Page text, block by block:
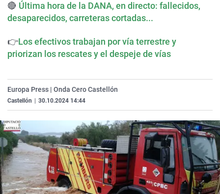
La rosa de los vientos
Como el perro y el
Caso
Equipo de
Operación Viuda
Extremadura
La Rioja
Navarra
País Vasco
Virales
Elecciones
🔴 Última hora de la DANA, en directo: fallecidos,
desaparecidos, carreteras cortadas...
👉Los efectivos trabajan por vía terrestre y
priorizan los rescates y el despeje de vías
Europa Press | Onda Cero Castellón
Castellón 30.10.2024 14:44